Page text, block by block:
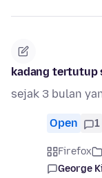
kadang tertutup
sejak 3 bulan
Open 1
Firefox
George